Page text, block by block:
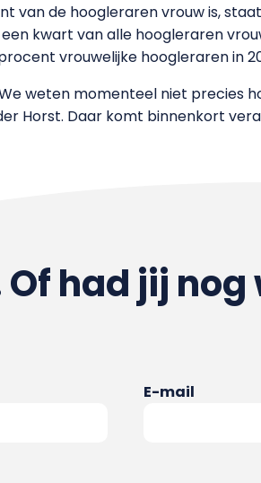
van de hoogleraren vrouw is,
kwart van alle hoogleraren
vrouwelijke hoogleraren in
weten momenteel niet precies
Horst. Daar komt binnenkort
Of had jij nog
E-mail